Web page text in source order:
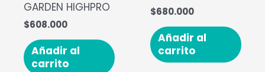
GARDEN HIGHPRO
$608.000
Añadir al
carrito
$680.000
Añadir al
carrito